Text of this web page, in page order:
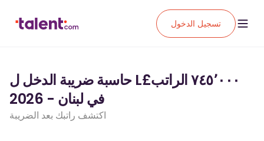
تسجيل الدخول
حاسبة ضريبة الدخل ل L£‏٧٤٥٬٠٠٠ الراتب
في لبنان - 2026
اكتشف راتبك بعد الضريبة